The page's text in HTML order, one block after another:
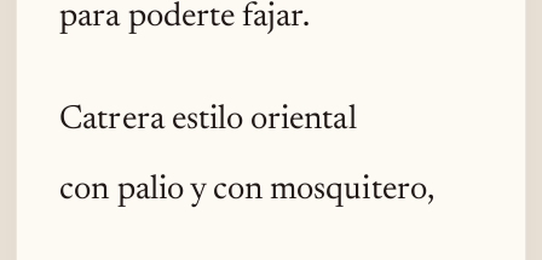
para poderte fajar.
Catrera estilo oriental
con palio y con mosquitero,